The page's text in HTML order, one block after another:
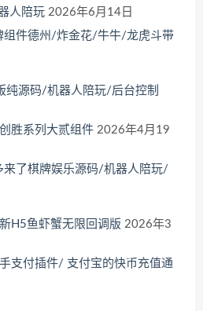
人陪玩 2026年6月14日
组件德州/炸金花/牛牛/龙虎斗带
纯源码/机器人陪玩/后台控制
胜系列大贰组件 2026年4月19
了棋牌娱乐源码/机器人陪玩/
H5鱼虾蟹无限回调版 2026年3
支付插件/ 支付宝的快币充值通